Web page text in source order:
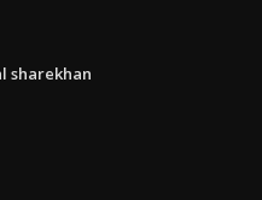
sharekhan